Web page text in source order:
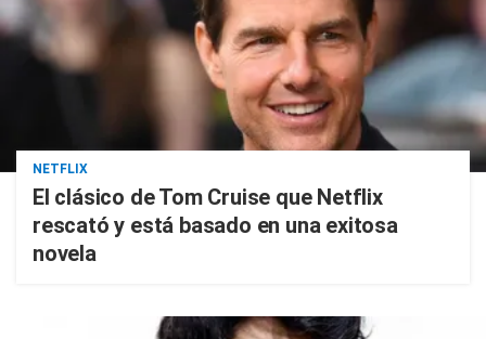
NETFLIX
El clásico de Tom Cruise que Netflix
rescató y está basado en una exitosa
novela